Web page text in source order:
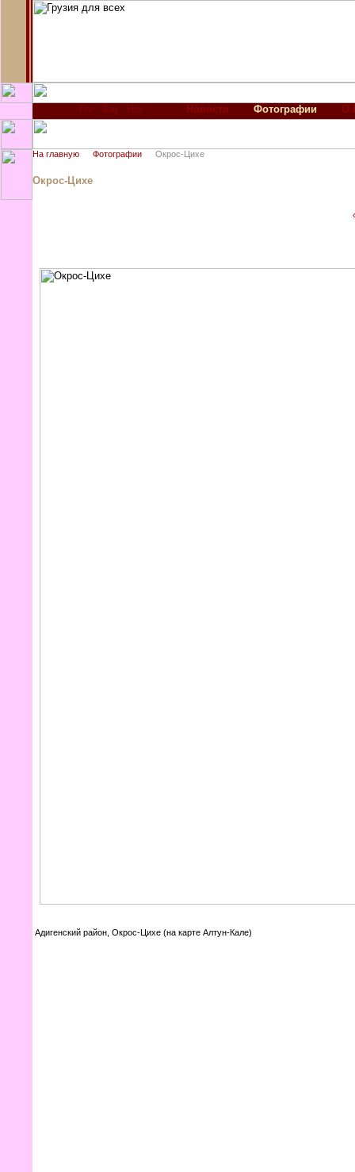
Новости Фотографии О
На главную Фотографии Окрос-Цихе
Окрос-Цихе
Адигенский район, Окрос-Цихе (на карте Алтун-Кале)